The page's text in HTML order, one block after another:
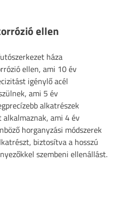
ellen
háza
ellen, ami 10 év
igénylő acél
ami 5 év
alkatrészek
ami 4 év
horganyzási módszerek
biztosítva a hosszú
szembeni ellenállást.